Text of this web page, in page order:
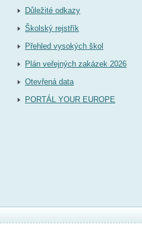
Důležité odkazy
Školský rejstřík
Přehled vysokých škol
Plán veřejných zakázek 2026
Otevřená data
PORTÁL YOUR EUROPE